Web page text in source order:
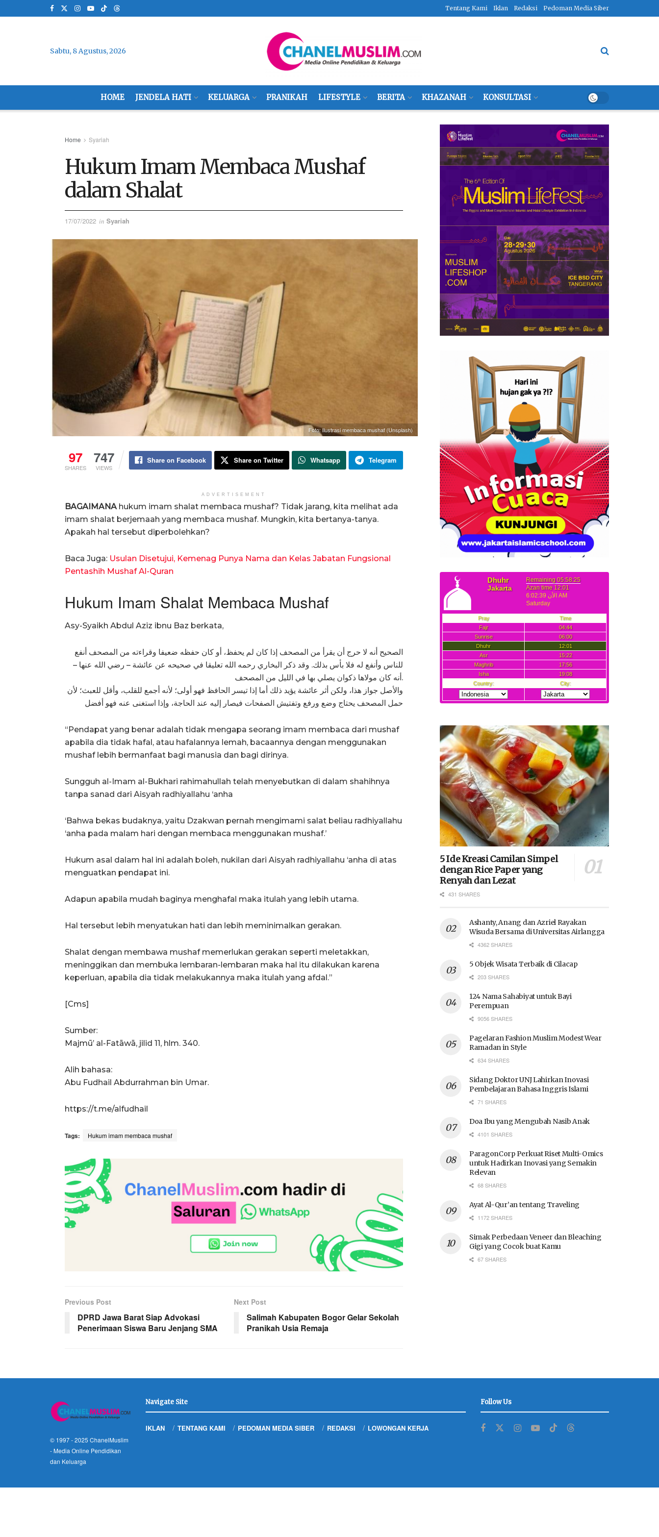
Tentang Kami Iklan Redaksi Pedoman Media Siber
Sabtu, 8 Agustus, 2026
HOME JENDELA HATI KELUARGA PRANIKAH LIFESTYLE BERITA KHAZANAH KONSULTASI
Home Syariah
Hukum Imam Membaca Mushaf
dalam Shalat
17/07/2022 in Syariah
Foto: Ilustrasi membaca mushaf (Unsplash)
97
SHARES
747
VIEWS
Share on Facebook Share on Twitter Whatsapp Telegram
ADVERTISEMENT
BAGAIMANA hukum imam shalat membaca mushaf? Tidak jarang, kita melihat ada
imam shalat berjemaah yang membaca mushaf. Mungkin, kita bertanya-tanya.
Apakah hal tersebut diperbolehkan?
Baca Juga: Usulan Disetujui, Kemenag Punya Nama dan Kelas Jabatan Fungsional
Pentashih Mushaf Al-Quran
Hukum Imam Shalat Membaca Mushaf
Asy-Syaikh Abdul Aziz ibnu Baz berkata,
للناس وأنفع له فلا بأس بذلك. وقد ذكر البخاري رحمه الله تعليقا في صحيحه عن عائشة – رضي الله عنها –
أنه كان مولاها ذكوان يصلي بها في الليل من المصحف.
والأصل جواز هذا، ولكن أثر عائشة يؤيد ذلك أما إذا تيسر الحافظ فهو أولى؛ لأنه أجمع للقلب، وأقل للعبث؛ لأن
حمل المصحف يحتاج وضع ورفع وتفتيش الصفحات فيصار إليه عند الحاجة، وإذا استغنى عنه فهو أفضل
“Pendapat yang benar adalah tidak mengapa seorang imam membaca dari mushaf
apabila dia tidak hafal, atau hafalannya lemah, bacaannya dengan menggunakan
mushaf lebih bermanfaat bagi manusia dan bagi dirinya.
Sungguh al-Imam al-Bukhari rahimahullah telah menyebutkan di dalam shahihnya
tanpa sanad dari Aisyah radhiyallahu ‘anha
‘Bahwa bekas budaknya, yaitu Dzakwan pernah mengimami salat beliau radhiyallahu
‘anha pada malam hari dengan membaca menggunakan mushaf.’
Hukum asal dalam hal ini adalah boleh, nukilan dari Aisyah radhiyallahu ‘anha di atas
menguatkan pendapat ini.
Adapun apabila mudah baginya menghafal maka itulah yang lebih utama.
Hal tersebut lebih menyatukan hati dan lebih meminimalkan gerakan.
Shalat dengan membawa mushaf memerlukan gerakan seperti meletakkan,
meninggikan dan membuka lembaran-lembaran maka hal itu dilakukan karena
keperluan, apabila dia tidak melakukannya maka itulah yang afdal.”
[Cms]
Sumber:
Majmū’ al-Fatāwā, jilid 11, hlm. 340.
Alih bahasa:
Abu Fudhail Abdurrahman bin Umar.
https://t.me/alfudhail
Tags: Hukum imam membaca mushaf
Previous Post
DPRD Jawa Barat Siap Advokasi
Penerimaan Siswa Baru Jenjang SMA
Next Post
Salimah Kabupaten Bogor Gelar Sekolah
Pranikah Usia Remaja
5 Ide Kreasi Camilan Simpel
dengan Rice Paper yang
Renyah dan Lezat
431 SHARES
Ashanty, Anang dan Azriel Rayakan
Wisuda Bersama di Universitas Airlangga
4362 SHARES
5 Objek Wisata Terbaik di Cilacap
203 SHARES
124 Nama Sahabiyat untuk Bayi
Perempuan
9056 SHARES
Pagelaran Fashion Muslim Modest Wear
Ramadan in Style
634 SHARES
Sidang Doktor UNJ Lahirkan Inovasi
Pembelajaran Bahasa Inggris Islami
71 SHARES
Doa Ibu yang Mengubah Nasib Anak
4101 SHARES
ParagonCorp Perkuat Riset Multi-Omics
untuk Hadirkan Inovasi yang Semakin
Relevan
68 SHARES
Ayat Al-Qur’an tentang Traveling
1172 SHARES
Simak Perbedaan Veneer dan Bleaching
Gigi yang Cocok buat Kamu
67 SHARES
© 1997 - 2025 ChanelMuslim
- Media Online Pendidikan
dan Keluarga
Navigate Site
IKLAN TENTANG KAMI PEDOMAN MEDIA SIBER REDAKSI LOWONGAN KERJA
Follow Us